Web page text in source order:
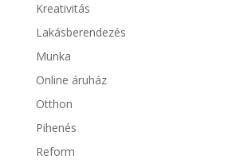
Kreativitás
Lakásberendezés
Munka
Online áruház
Otthon
Pihenés
Reform